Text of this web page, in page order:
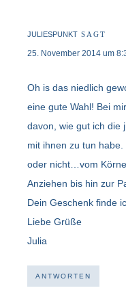
JULIESPUNKT SAGT
25. November 2014 um
Oh is das niedlich
eine gute Wahl! Bei
davon, wie gut ich die
mit ihnen zu tun
oder nicht…vom
Anziehen bis hin zur
Dein Geschenk finde
Liebe Grüße
Julia
ANTWORTEN